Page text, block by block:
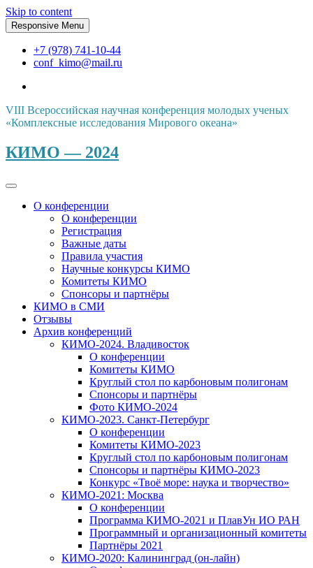
Skip to content
Responsive Menu
+7 (978) 741-10-44
conf_kimo@mail.ru
VIII Всероссийская научная конференция молодых ученых
«Комплексные исследования Мирового океана»
КИМО — 2024
О конференции
О конференции
Регистрация
Важные даты
Правила участия
Научные конкурсы КИМО
Комитеты КИМО
Спонсоры и партнёры
КИМО в СМИ
Отзывы
Архив конференций
КИМО-2024. Владивосток
О конференции
Комитеты КИМО
Круглый стол по карбоновым полигонам
Спонсоры и партнёры
Фото КИМО-2024
КИМО-2023. Санкт-Петербург
О конференции
Комитеты КИМО-2023
Круглый стол по карбоновым полигонам
Спонсоры и партнёры КИМО-2023
Конкурс «Твоё море: наука и творчество»
КИМО-2021: Москва
О конференции
Программа КИМО-2021 и ПлавУн ИО РАН
Программный и организационный комитеты
Партнёры 2021
КИМО-2020: Калининград (он-лайн)